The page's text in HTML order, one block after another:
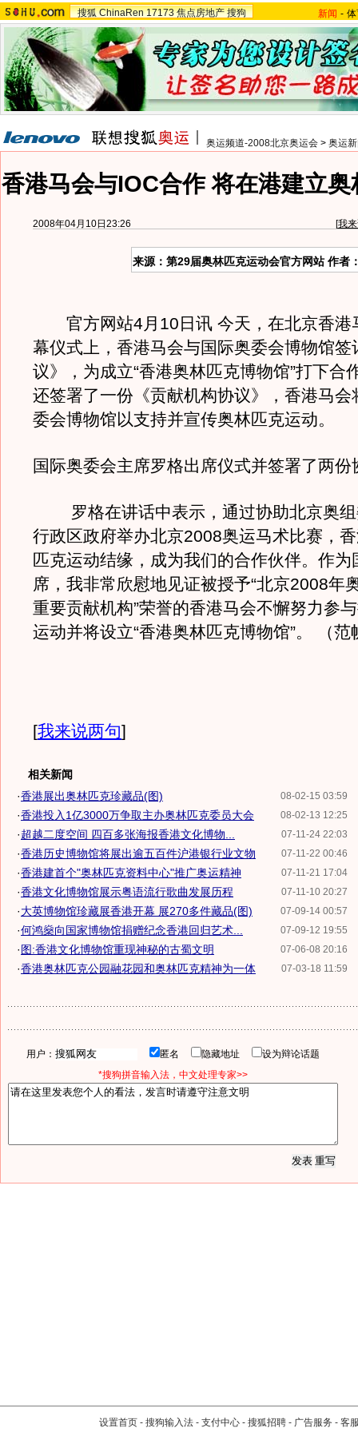
搜狐 ChinaRen 17173 焦点房地产 搜狗 新闻 -
奥运频道-2008北京奥运会 > 奥运
香港马会与IOC合作 将在港建立
2008年04月10日23:26 [我
来源：第29届奥林匹克运动会官方网站 作者
官方网站4月10日讯 今天，在北京香港
幕仪式上，香港马会与国际奥委会博物馆签
议》，为成立“香港奥林匹克博物馆”打下合
还签署了一份《贡献机构协议》，香港马会
委会博物馆以支持并宣传奥林匹克运动。
国际奥委会主席罗格出席仪式并签署了两份
罗格在讲话中表示，通过协助北京奥组
行政区政府举办北京2008奥运马术比赛，
匹克运动结缘，成为我们的合作伙伴。作为
席，我非常欣慰地见证被授予“北京2008年
重要贡献机构”荣誉的香港马会不懈努力参
运动并将设立“香港奥林匹克博物馆”。 （范
[我来说两句]
相关新闻
08-02-15 03:59
·香港展出奥林匹克珍藏品(图)
08-02-13 12:25
·香港投入1亿3000万争取主办奥林匹克委员大会
07-11-24 22:03
·超越二度空间 四百多张海报香港文化博物...
07-11-22 00:46
·香港历史博物馆将展出逾五百件沪港银行业文物
07-11-21 17:04
·香港建首个"奥林匹克资料中心"推广奥运精神
07-11-10 20:27
·香港文化博物馆展示粤语流行歌曲发展历程
07-09-14 00:57
·大英博物馆珍藏展香港开幕 展270多件藏品(图)
07-09-12 19:55
·何鸿燊向国家博物馆捐赠纪念香港回归艺术...
07-06-08 20:16
·图:香港文化博物馆重现神秘的古蜀文明
07-03-18 11:59
·香港奥林匹克公园融花园和奥林匹克精神为一体
用户： 匿名 隐藏地址
设为辩论话题
*搜狗拼音输入法，中文处理专家>>
设置首页 - 搜狗输入法 - 支付中心 - 搜狐招聘 - 广告服务 - 客